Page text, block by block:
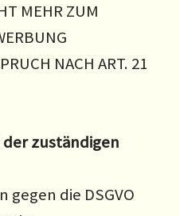
MEHR ZUM
NACH ART. 21
zuständigen
gegen die DSGVO